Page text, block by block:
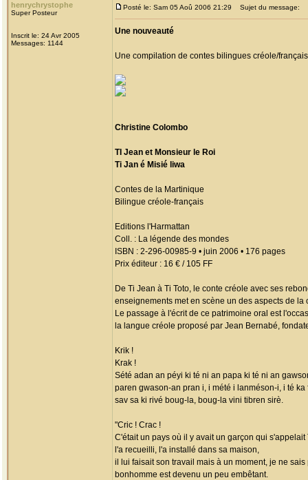
henrychrystophe
Super Posteur
Inscrit le: 24 Avr 2005
Messages: 1144
Posté le: Sam 05 Aoû 2006 21:29 Sujet du message:
Une nouveauté
Une compilation de contes bilingues créole/
Christine Colombo
TI Jean et Monsieur le Roi
Ti Jan é Misié liwa
Contes de la Martinique
Bilingue créole-français
Editions l'Harmattan
Coll. : La légende des mondes
ISBN : 2-296-00985-9 • juin 2006 • 176 pages
Prix éditeur : 16 € / 105 FF
De Ti Jean à Ti Toto, le conte créole avec ses
enseignements met en scène un des aspects de la
Le passage à l'écrit de ce patrimoine oral est
la langue créole proposé par Jean Bernabé,
Krik !
Krak !
Sété adan an péyi ki té ni an papa ki té ni an
paren gwason-an pran i, i mété i lanméson-i, i té
sav sa ki rivé boug-la, boug-la vini tibren sirè.
"Cric ! Crac !
C'était un pays où il y avait un garçon qui
l'a recueilli, l'a installé dans sa maison,
il lui faisait son travail mais à un moment, je ne
bonhomme est devenu un peu embêtant.